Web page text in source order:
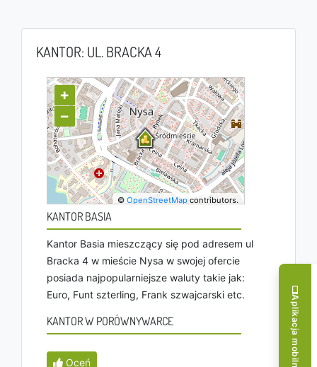
KANTOR: UL. BRACKA 4
+
−
©OpenStreetMap contributors.
KANTOR BASIA
Kantor Basia mieszczący się pod adresem ul
Bracka 4 w mieście Nysa w swojej ofercie
posiada najpopularniejsze waluty takie jak:
Euro, Funt szterling, Frank szwajcarski etc.
KANTOR W PORÓWNYWARCE
Oceń Aplikacja mobilna!